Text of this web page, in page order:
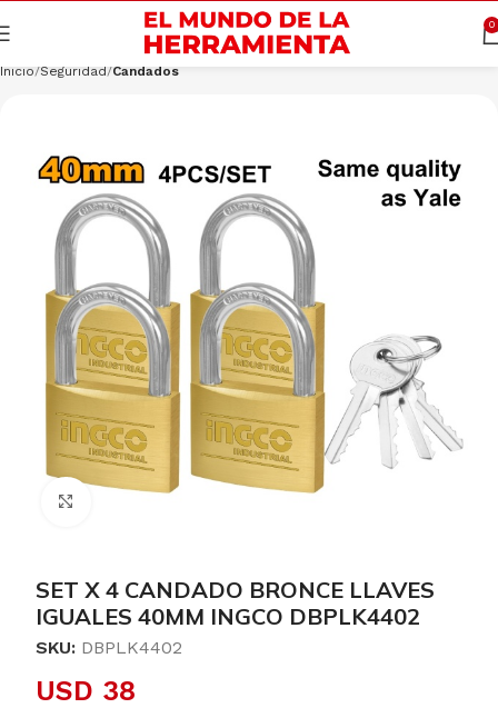
0
Inicio Seguridad Candados
SET X 4 CANDADO BRONCE LLAVES
IGUALES 40MM INGCO DBPLK4402
SKU: DBPLK4402
USD 38
Cargando productos… CONSULTAR